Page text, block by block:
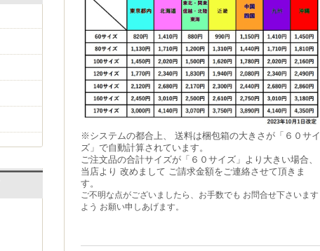
※システムの都合上、 送料は梱包箱の大きさが「６０サイ
ズ」で自動計算されています。
ご注文品の合計サイズが「６０サイズ」より大きい場合、
当店より 改めまして ご請求金額をご連絡させて頂きま
す。
ご不明な点がございましたら、お手数でも お問合せ下さいます
よう お願い申しあげます。